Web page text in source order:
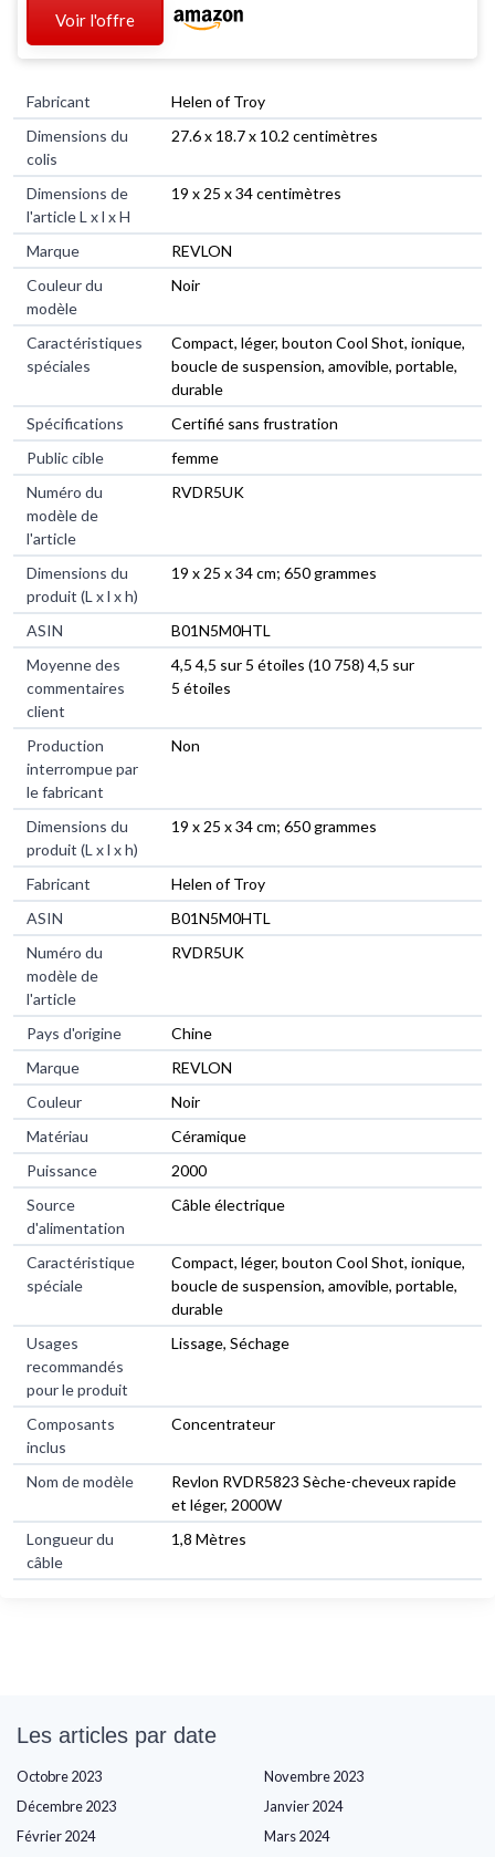
Voir l'offre
Fabricant
‎Helen of Troy
Dimensions du
colis
‎27.6 x 18.7 x 10.2 centimètres
Dimensions de
l'article L x l x H
‎19 x 25 x 34 centimètres
Marque
‎REVLON
Couleur du
modèle
‎Noir
Caractéristiques
spéciales
‎Compact, léger, bouton Cool Shot, ionique,
boucle de suspension, amovible, portable,
durable
Spécifications
‎Certifié sans frustration
Public cible
‎femme
Numéro du
modèle de
l'article
‎RVDR5UK
Dimensions du
produit (L x l x h)
‎19 x 25 x 34 cm; 650 grammes
ASIN
‎B01N5M0HTL
Moyenne des
commentaires
client
4,5 4,5 sur 5 étoiles (10 758) 4,5 sur
5 étoiles
Production
interrompue par
le fabricant
Non
Dimensions du
produit (L x l x h)
19 x 25 x 34 cm; 650 grammes
Fabricant
Helen of Troy
ASIN
B01N5M0HTL
Numéro du
modèle de
l'article
RVDR5UK
Pays d'origine
Chine
Marque
REVLON
Couleur
Noir
Matériau
Céramique
Puissance
2000
Source
d'alimentation
Câble électrique
Caractéristique
spéciale
Compact, léger, bouton Cool Shot, ionique,
boucle de suspension, amovible, portable,
durable
Usages
recommandés
pour le produit
Lissage, Séchage
Composants
inclus
Concentrateur
Nom de modèle
Revlon RVDR5823 Sèche-cheveux rapide
et léger, 2000W
Longueur du
câble
1,8 Mètres
Les articles par date
Octobre 2023
Novembre 2023
Décembre 2023
Janvier 2024
Février 2024
Mars 2024